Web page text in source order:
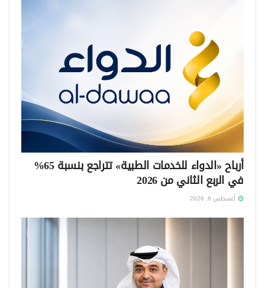
أرباح «الدواء للخدمات الطبية» تتراجع بنسبة 65%
في الربع الثاني من 2026
أغسطس 6, 2026